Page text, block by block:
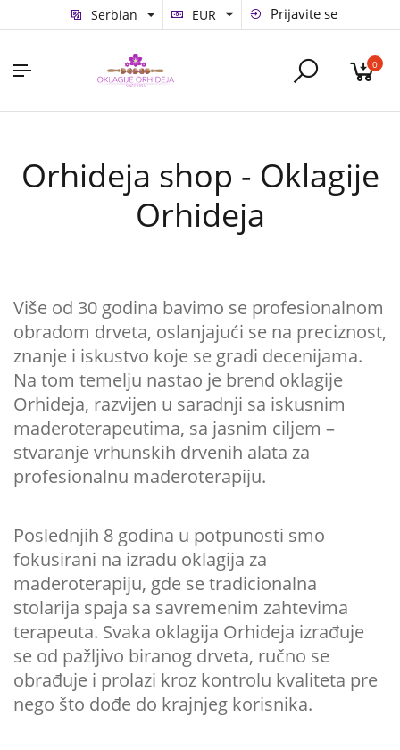
Serbian EUR Prijavite se
0
Orhideja shop - Oklagije
Orhideja
Više od 30 godina bavimo se profesionalnom
obradom drveta, oslanjajući se na preciznost,
znanje i iskustvo koje se gradi decenijama.
Na tom temelju nastao je brend oklagije
Orhideja, razvijen u saradnji sa iskusnim
maderoterapeutima, sa jasnim ciljem –
stvaranje vrhunskih drvenih alata za
profesionalnu maderoterapiju.
Poslednjih 8 godina u potpunosti smo
fokusirani na izradu oklagija za
maderoterapiju, gde se tradicionalna
stolarija spaja sa savremenim zahtevima
terapeuta. Svaka oklagija Orhideja izrađuje
se od pažljivo biranog drveta, ručno se
obrađuje i prolazi kroz kontrolu kvaliteta pre
nego što dođe do krajnjeg korisnika.